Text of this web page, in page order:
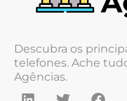
Descubra os
telefones. Ache
Agências.